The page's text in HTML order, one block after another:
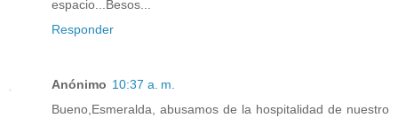
espacio...Besos...
Responder
Anónimo 10:37 a. m.
Bueno,Esmeralda, abusamos de la hospitalidad de nuestro